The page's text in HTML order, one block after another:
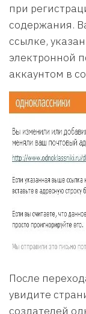
при
содержания.
ссылке,
электронной
аккаунтом в
После
увидите
создателей